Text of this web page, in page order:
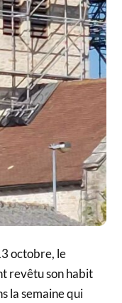
octobre, le
revêtu son habit
la semaine qui